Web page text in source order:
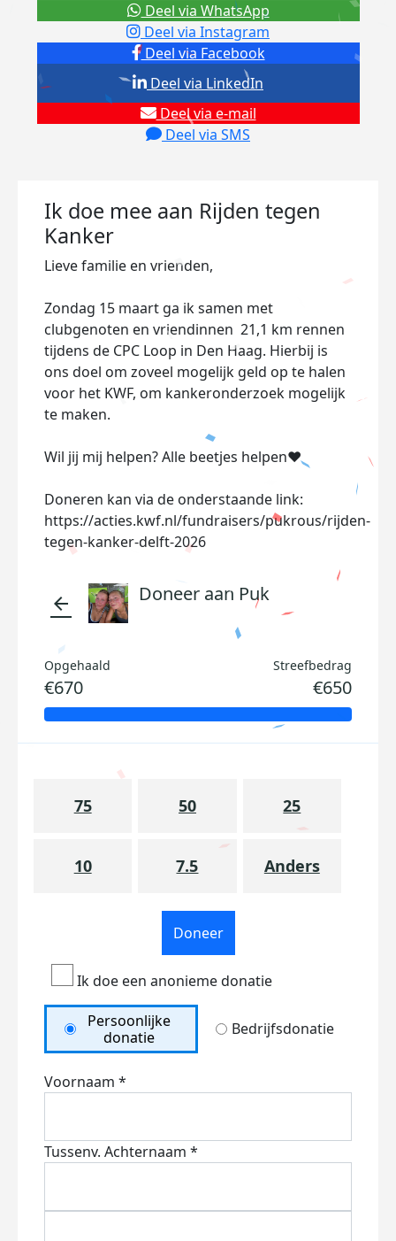
Deel via Facebook
Deel via Instagram
Deel via e-mail
Deel via SMS
Deel via LinkedIn
Deel via WhatsApp
Ik doe mee aan Rijden tegen
Kanker
Lieve familie en vrienden,
Zondag 15 maart ga ik samen met
clubgenoten en vriendinnen 21,1 km rennen
tijdens de CPC Loop in Den Haag. Hierbij is
ons doel om zoveel mogelijk geld op te halen
voor het KWF, om kankeronderzoek mogelijk
te maken.
Wil jij mij helpen? Alle beetjes helpen❤️
Doneren kan via de onderstaande link:
https://acties.kwf.nl/fundraisers/pukrous/rijden-
tegen-kanker-delft-2026
arrow_back Doneer aan Puk
Opgehaald
€670
Streefbedrag
€650
75 50 25
10 7.5 Anders
Doneer
Ik doe een anonieme donatie
Persoonlijke
donatie
Bedrijfsdonatie
Voornaam *
Tussenv. Achternaam *